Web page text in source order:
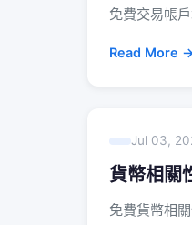
免費交易帳
Read More →
Jul 03,
貨幣相關
免費貨幣相